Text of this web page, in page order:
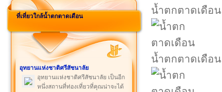
ที่เที่ยวใกล้น้ำตกตาดเดือน
อุทยานแห่งชาติศรีสัชนาลัย
อุทยานแห่งชาติศรีสัชนาลัย เป็นอีก
หนึ่งสถานที่ท่องเที่ยวที่คุณน่าจะได้
น้ำตกตาดเดือน
น้ำตกตาดเดือน